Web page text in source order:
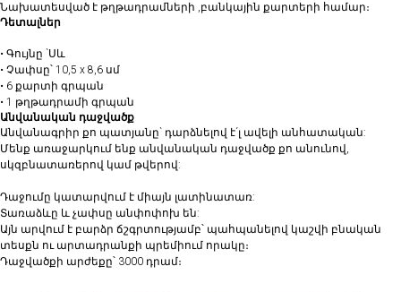
Նախատեսված է թղթադրամների ,բանկային քարտերի համար։
Դետալներ
• ⁠Գույնը `Սև
• Չափսը՝ 10,5 x 8,6 սմ
• 6 քարտի գրպան
• ⁠1 թղթադրամի գրպան
Անվանական դաջվածք
Անվանագրիր քո պատյանը` դարձնելով է´լ ավելի անհատական:
Մենք առաջարկում ենք անվանական դաջվածք քո անունով,
սկզբնատառերով կամ թվերով:
Դաջումը կատարվում է միայն լատինատառ:
Տառաձևը և չափսը անփոփոխ են:
Այն արվում է բարձր ճշգրտությամբ՝ պահպանելով կաշվի բնական
տեսքն ու արտադրանքի պրեմիում որակը։
Դաջվածքի արժեքը՝ 3000 դրամ։